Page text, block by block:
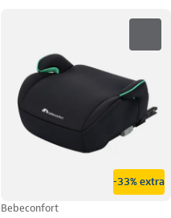
-33% extra
Bebeconfort